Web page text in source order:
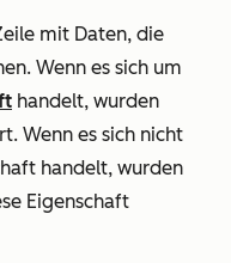
mit Daten, die
Wenn es sich um
handelt, wurden
Wenn es sich nicht
handelt, wurden
Eigenschaft